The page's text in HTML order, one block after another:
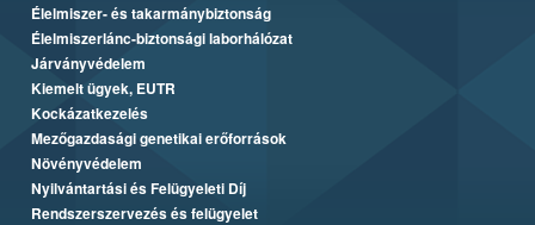
Élelmiszer- és takarmánybiztonság
Élelmiszerlánc-biztonsági laborhálózat
Járványvédelem
Kiemelt ügyek, EUTR
Kockázatkezelés
Mezőgazdasági genetikai erőforrások
Növényvédelem
Nyilvántartási és Felügyeleti Díj
Rendszerszervezés és felügyelet